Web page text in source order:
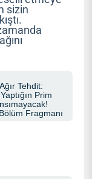
sizin